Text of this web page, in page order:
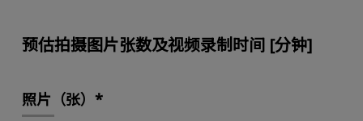
预估拍摄图片张数及视频录制时间 [分钟]
照片（张）*